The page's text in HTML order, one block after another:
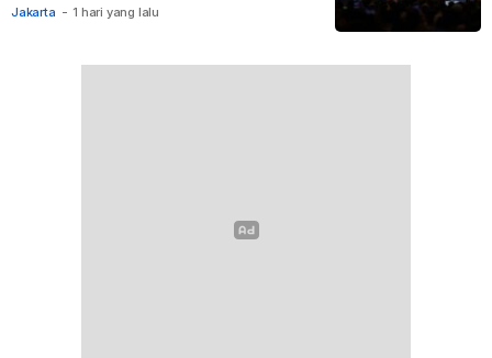
Jakarta - 1 hari yang lalu